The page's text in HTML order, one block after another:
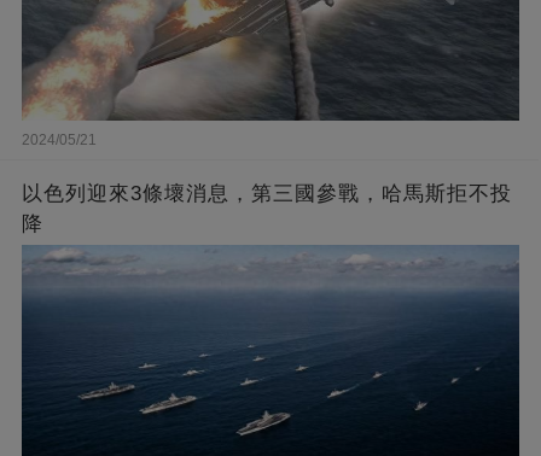
2024/05/21
以色列迎來3條壞消息，第三國參戰，哈馬斯拒不投
降